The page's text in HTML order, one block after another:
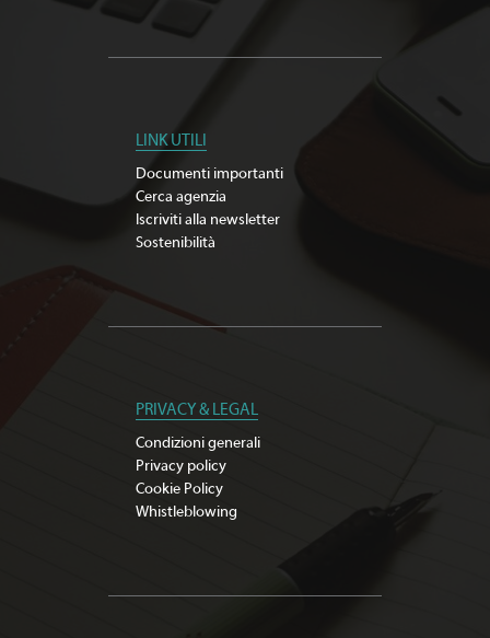
LINK UTILI
Documenti importanti
Cerca agenzia
Iscriviti alla newsletter
Sostenibilità
PRIVACY & LEGAL
Condizioni generali
Privacy policy
Cookie Policy
Whistleblowing